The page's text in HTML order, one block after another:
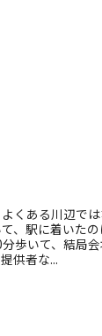
くある川辺では
、駅に着いた
歩いて、結局会
供者な...